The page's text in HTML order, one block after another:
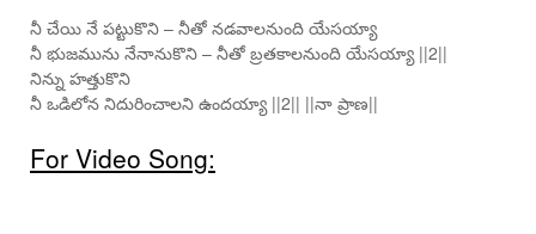
నీ చేయి నే పట్టుకొని – నీతో నడవాలనుంది యేసయ్యా
నీ భుజమును నేనానుకొని – నీతో బ్రతకాలనుంది యేసయ్యా ||2||
నిన్ను హత్తుకొని
నీ ఒడిలోన నిదురించాలని ఉందయ్యా ||2|| ||నా ప్రాణ||
For Video Song: